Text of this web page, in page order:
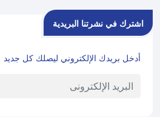
اشترك في نشرتنا البريدية
أدخل بريدك الإلكتروني ليصلك كل جديد